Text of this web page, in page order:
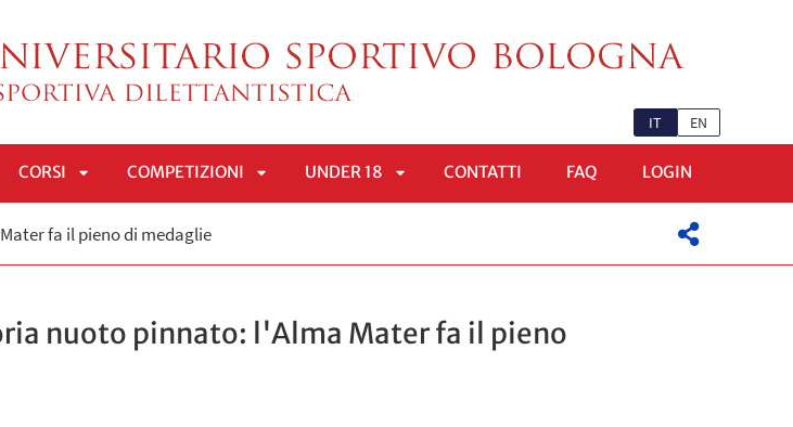
IT EN
CORSI
APRI
COMPETIZIONI UNDER 18 CONTATTI FAQ LOGIN
fa il pieno di medaglie
nuoto pinnato: l'Alma Mater fa il pieno